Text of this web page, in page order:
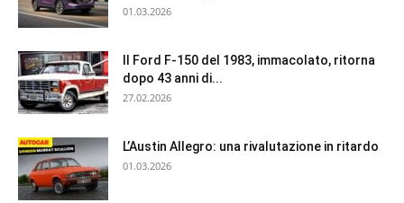
01.03.2026
Il Ford F-150 del 1983, immacolato, ritorna
dopo 43 anni di...
27.02.2026
L’Austin Allegro: una rivalutazione in ritardo
01.03.2026